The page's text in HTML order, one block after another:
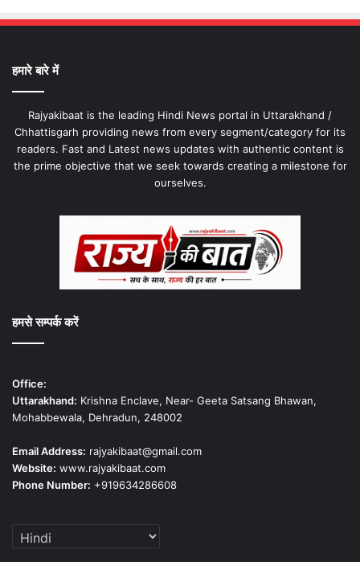
हमारे बारे में
Rajyakibaat is the leading Hindi News portal in Uttarakhand /
Chhattisgarh providing news from every segment/category for its
readers. Fast and Latest news updates with authentic content is
the prime objective that we seek towards creating a milestone for
ourselves.
हमसे सम्पर्क करें
Office:
Uttarakhand: Krishna Enclave, Near- Geeta Satsang Bhawan,
Mohabbewala, Dehradun, 248002
Email Address: rajyakibaat@gmail.com
Website: www.rajyakibaat.com
Phone Number: +919634286608